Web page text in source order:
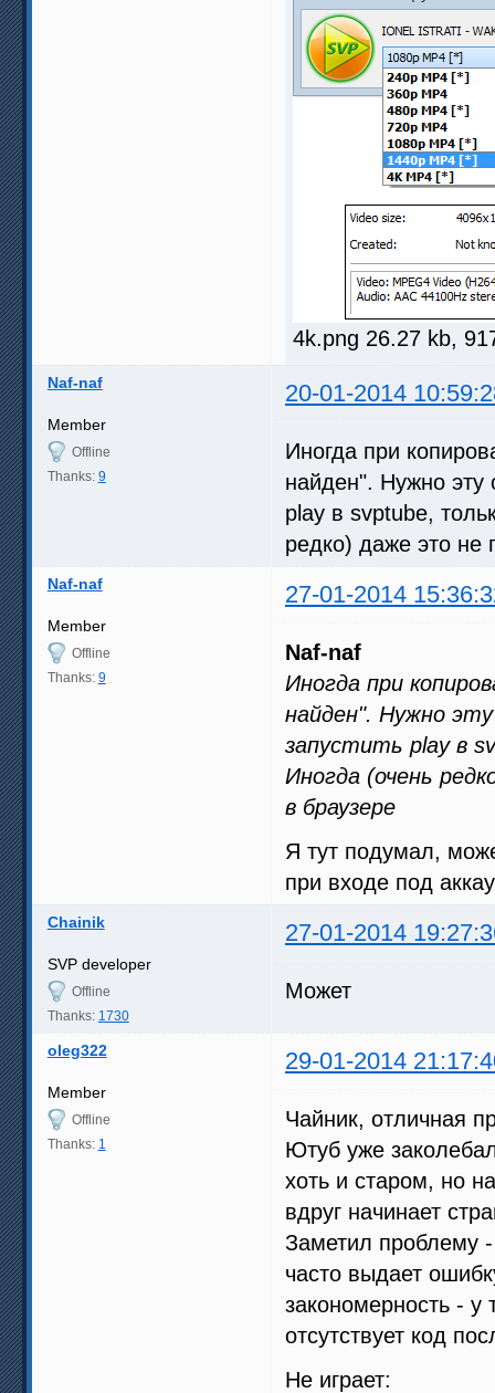
4k.png 26.27 kb,
Naf-naf 20-01-2014
Member
Offline
Thanks: 9
Иногда при
найден". Нужно эту
play в svptube,
редко) даже это не
Naf-naf 27-01-2014
Member
Offline
Thanks: 9
Naf-naf
Иногда при
найден". Нужно
запустить play в
Иногда (очень
в браузере
Я тут подумал,
при входе под
Chainik 27-01-2014
SVP developer
Offline
Thanks: 1730
Может
oleg322 29-01-2014
Member
Offline
Thanks: 1
Чайник, отличная
Ютуб уже
хоть и старом, но
вдруг начинает
Заметил проблему
часто выдает
закономерность - у
отсутствует код
Не играет: